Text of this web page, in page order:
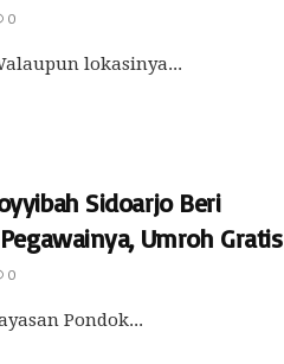
0
lokasinya...
Sidoarjo Beri
Umroh Gratis
0
Pondok...